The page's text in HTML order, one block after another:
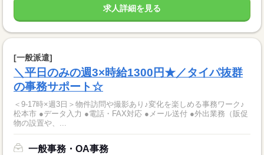
求人詳細を見る
[一般派遣]
＼平日のみの週3×時給1300円★／タイパ抜群
の事務サポート☆
＜9-17時×週3日＞物件訪問や撮影あり♪変化を楽しめる事務ワーク♪
松本市 ●データ入力 ●電話・FAX対応 ●メール送付 ●外出業務（販促
物の設置や、...
一般事務・OA事務